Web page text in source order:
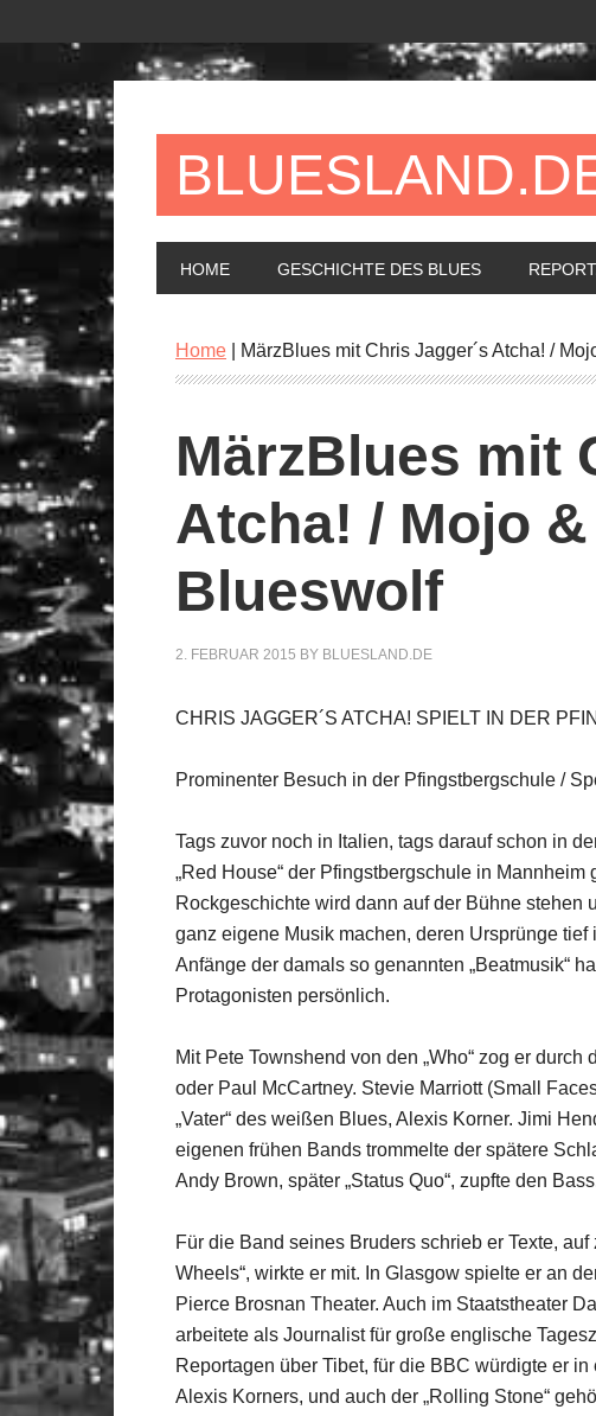
HOME GESCHICHTE DES BLUES
Home MärzBlues mit Chris Jagger´s Atcha! /
MärzBlues mit
Atcha! / Mojo
Blueswolf
2. FEBRUAR 2015 BY BLUESLAND.DE
CHRIS JAGGER´S ATCHA! SPIELT IN DER
Prominenter Besuch in der Pfingstbergschule /
Tags zuvor noch in Italien, tags darauf schon in
„Red House“ der Pfingstbergschule in
Rockgeschichte wird dann auf der Bühne stehen
ganz eigene Musik machen, deren Ursprünge
Anfänge der damals so genannten „Beatmusik“
Protagonisten persönlich.
Mit Pete Townshend von den „Who“ zog er
oder Paul McCartney. Stevie Marriott (Small
„Vater“ des weißen Blues, Alexis Korner. Jimi
eigenen frühen Bands trommelte der spätere
Andy Brown, später „Status Quo“, zupfte den
Für die Band seines Bruders schrieb er Texte, auf
Wheels“, wirkte er mit. In Glasgow spielte er an
Pierce Brosnan Theater. Auch im Staatstheater
arbeitete als Journalist für große englische
Reportagen über Tibet, für die BBC würdigte er
Alexis Korners, und auch der „Rolling Stone“